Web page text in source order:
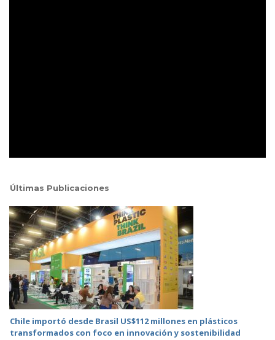
Últimas Publicaciones
Chile importó desde Brasil US$112 millones en plásticos
transformados con foco en innovación y sostenibilidad